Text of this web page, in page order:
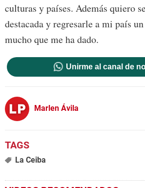
culturas y países. Además quiero
destacada y regresarle a mi país
mucho que me ha dado.
Unirme al canal de
Marlen Ávila
La Ceiba